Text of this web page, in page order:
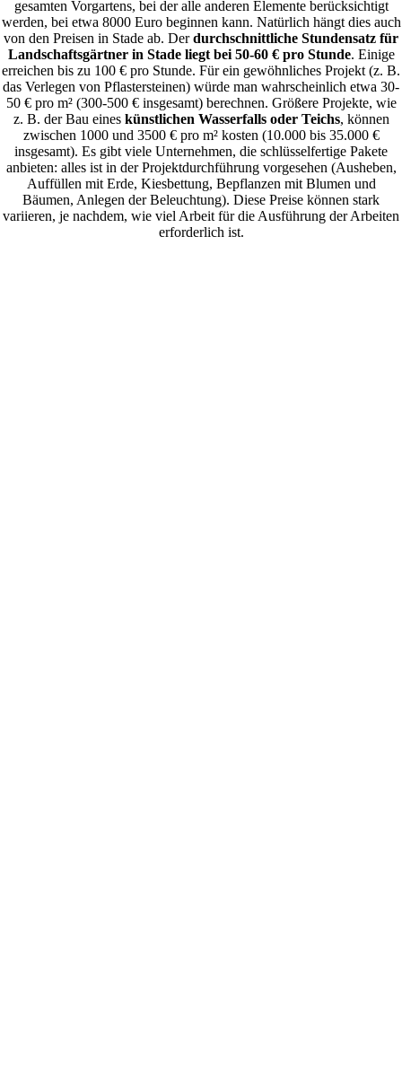
gesamten Vorgartens, bei der alle anderen Elemente berücksichtigt
werden, bei etwa 8000 Euro beginnen kann. Natürlich hängt dies auch
von den Preisen in Stade ab. Derdurchschnittliche Stundensatz für
Landschaftsgärtner in Stade liegt bei 50-60 € pro Stunde. Einige
erreichen bis zu 100 € pro Stunde. Für ein gewöhnliches Projekt (z. B.
das Verlegen von Pflastersteinen) würde man wahrscheinlich etwa 30-
50 € pro m² (300-500 € insgesamt) berechnen. Größere Projekte, wie
z. B. der Bau eines künstlichen Wasserfalls oder Teichs, können
zwischen 1000 und 3500 € pro m² kosten (10.000 bis 35.000 €
insgesamt). Es gibt viele Unternehmen, die schlüsselfertige Pakete
anbieten: alles ist in der Projektdurchführung vorgesehen (Ausheben,
Auffüllen mit Erde, Kiesbettung, Bepflanzen mit Blumen und
Bäumen, Anlegen der Beleuchtung). Diese Preise können stark
variieren, je nachdem, wie viel Arbeit für die Ausführung der Arbeiten
erforderlich ist.